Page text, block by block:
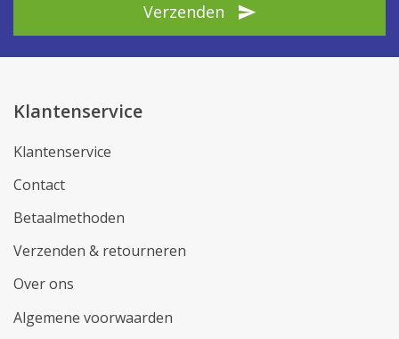
Verzenden
Klantenservice
Klantenservice
Contact
Betaalmethoden
Verzenden & retourneren
Over ons
Algemene voorwaarden